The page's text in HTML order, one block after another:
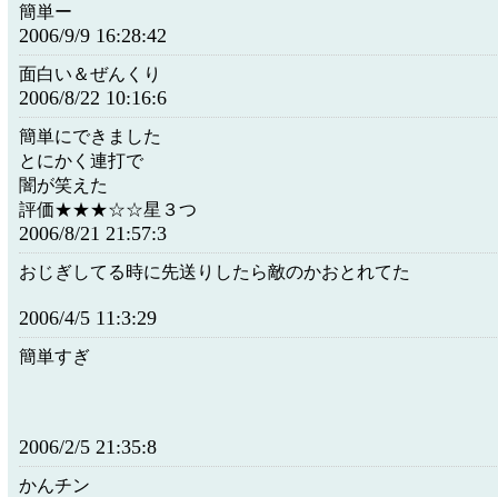
簡単ー
2006/9/9 16:28:42
面白い＆ぜんくり
2006/8/22 10:16:6
簡単にできました
とにかく連打で
闇が笑えた
評価★★★☆☆星３つ
2006/8/21 21:57:3
おじぎしてる時に先送りしたら敵のかおとれてた
2006/4/5 11:3:29
簡単すぎ
2006/2/5 21:35:8
かんチン